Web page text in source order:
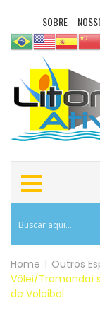
SOBRE
Home Outros
Vôlei/Tramandaí
de Voleibol